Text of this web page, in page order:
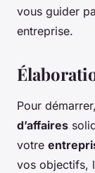
vous guider
entreprise.
Pour
d’affaires
votre
vos objectifs,